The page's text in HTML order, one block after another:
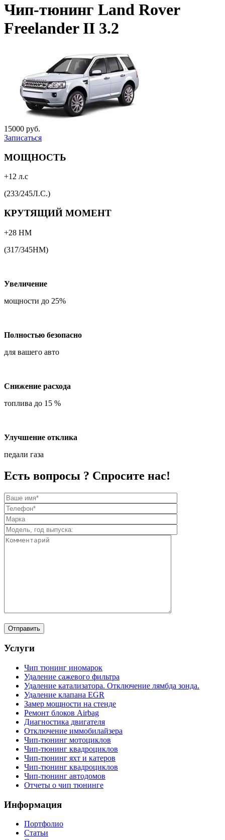
Чип-тюнинг Land Rover
Freelander II 3.2
15000 руб.
Записаться
МОЩНОСТЬ
+12 л.с
(233/245Л.С.)
КРУТЯЩИЙ МОМЕНТ
+28 НМ
(317/345НМ)
Увеличение
мощности до 25%
Полностью безопасно
для вашего авто
Снижение расхода
топлива до 15 %
Улучшение отклика
педали газа
Есть вопросы ? Спросите нас!
Услуги
Чип тюнинг иномарок
Удаление сажевого фильтра
Удаление катализатора. Отключение лямбда зонда.
Удаление клапана EGR
Замер мощности на стенде
Ремонт блоков Airbag
Диагностика двигателя
Отключение иммобилайзера
Чип-тюнинг мотоциклов
Чип-тюнинг квадроциклов
Чип-тюнинг яхт и катеров
Чип-тюнинг квадроциклов
Чип-тюнинг автодомов
Отчеты о чип тюнинге
Информация
Портфолио
Статьи